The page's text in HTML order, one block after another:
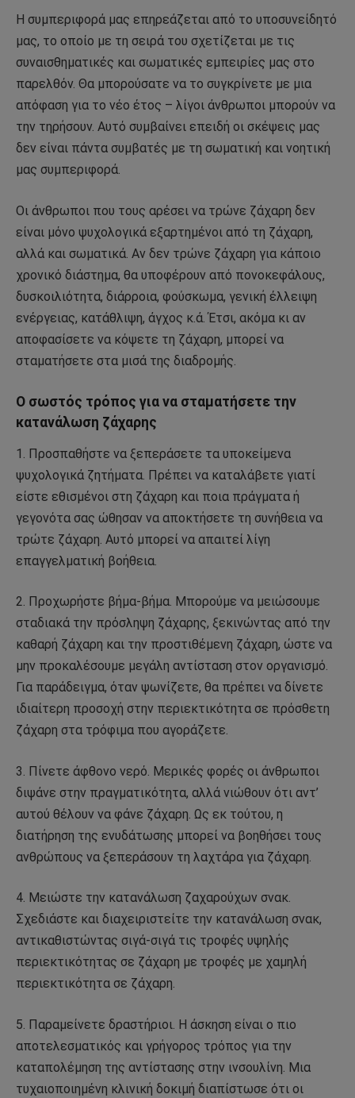
Η συμπεριφορά μας επηρεάζεται από το υποσυνείδητό
μας, το οποίο με τη σειρά του σχετίζεται με τις
συναισθηματικές και σωματικές εμπειρίες μας στο
παρελθόν. Θα μπορούσατε να το συγκρίνετε με μια
απόφαση για το νέο έτος – λίγοι άνθρωποι μπορούν να
την τηρήσουν. Αυτό συμβαίνει επειδή οι σκέψεις μας
δεν είναι πάντα συμβατές με τη σωματική και νοητική
μας συμπεριφορά.
Οι άνθρωποι που τους αρέσει να τρώνε ζάχαρη δεν
είναι μόνο ψυχολογικά εξαρτημένοι από τη ζάχαρη,
αλλά και σωματικά. Αν δεν τρώνε ζάχαρη για κάποιο
χρονικό διάστημα, θα υποφέρουν από πονοκεφάλους,
δυσκοιλιότητα, διάρροια, φούσκωμα, γενική έλλειψη
ενέργειας, κατάθλιψη, άγχος κ.ά. Έτσι, ακόμα κι αν
αποφασίσετε να κόψετε τη ζάχαρη, μπορεί να
σταματήσετε στα μισά της διαδρομής.
Ο σωστός τρόπος για να σταματήσετε την
κατανάλωση ζάχαρης
1. Προσπαθήστε να ξεπεράσετε τα υποκείμενα
ψυχολογικά ζητήματα. Πρέπει να καταλάβετε γιατί
είστε εθισμένοι στη ζάχαρη και ποια πράγματα ή
γεγονότα σας ώθησαν να αποκτήσετε τη συνήθεια να
τρώτε ζάχαρη. Αυτό μπορεί να απαιτεί λίγη
επαγγελματική βοήθεια.
2. Προχωρήστε βήμα-βήμα. Μπορούμε να μειώσουμε
σταδιακά την πρόσληψη ζάχαρης, ξεκινώντας από την
καθαρή ζάχαρη και την προστιθέμενη ζάχαρη, ώστε να
μην προκαλέσουμε μεγάλη αντίσταση στον οργανισμό.
Για παράδειγμα, όταν ψωνίζετε, θα πρέπει να δίνετε
ιδιαίτερη προσοχή στην περιεκτικότητα σε πρόσθετη
ζάχαρη στα τρόφιμα που αγοράζετε.
3. Πίνετε άφθονο νερό. Μερικές φορές οι άνθρωποι
διψάνε στην πραγματικότητα, αλλά νιώθουν ότι αντ’
αυτού θέλουν να φάνε ζάχαρη. Ως εκ τούτου, η
διατήρηση της ενυδάτωσης μπορεί να βοηθήσει τους
ανθρώπους να ξεπεράσουν τη λαχτάρα για ζάχαρη.
4. Μειώστε την κατανάλωση ζαχαρούχων σνακ.
Σχεδιάστε και διαχειριστείτε την κατανάλωση σνακ,
αντικαθιστώντας σιγά-σιγά τις τροφές υψηλής
περιεκτικότητας σε ζάχαρη με τροφές με χαμηλή
περιεκτικότητα σε ζάχαρη.
5. Παραμείνετε δραστήριοι. Η άσκηση είναι ο πιο
αποτελεσματικός και γρήγορος τρόπος για την
καταπολέμηση της αντίστασης στην ινσουλίνη. Μια
τυχαιοποιημένη κλινική δοκιμή διαπίστωσε ότι οι